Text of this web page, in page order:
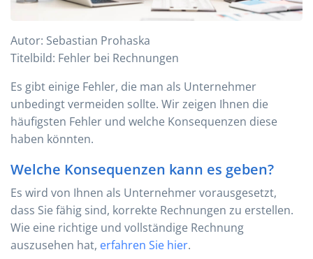
Autor: Sebastian Prohaska
Titelbild: Fehler bei Rechnungen
Es gibt einige Fehler, die man als Unternehmer
unbedingt vermeiden sollte. Wir zeigen Ihnen die
häufigsten Fehler und welche Konsequenzen diese
haben könnten.
Welche Konsequenzen kann es geben?
Es wird von Ihnen als Unternehmer vorausgesetzt,
dass Sie fähig sind, korrekte Rechnungen zu erstellen.
Wie eine richtige und vollständige Rechnung
auszusehen hat, erfahren Sie hier.